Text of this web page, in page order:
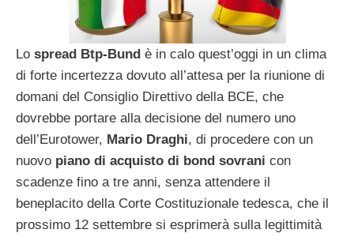
Lo spread Btp-Bund è in calo quest’oggi in un clima
di forte incertezza dovuto all’attesa per la riunione di
domani del Consiglio Direttivo della BCE, che
dovrebbe portare alla decisione del numero uno
dell’Eurotower, Mario Draghi, di procedere con un
nuovo piano di acquisto di bond sovrani con
scadenze fino a tre anni, senza attendere il
beneplacito della Corte Costituzionale tedesca, che il
prossimo 12 settembre si esprimerà sulla legittimità